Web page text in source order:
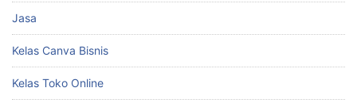
Jasa
Kelas Canva Bisnis
Kelas Toko Online